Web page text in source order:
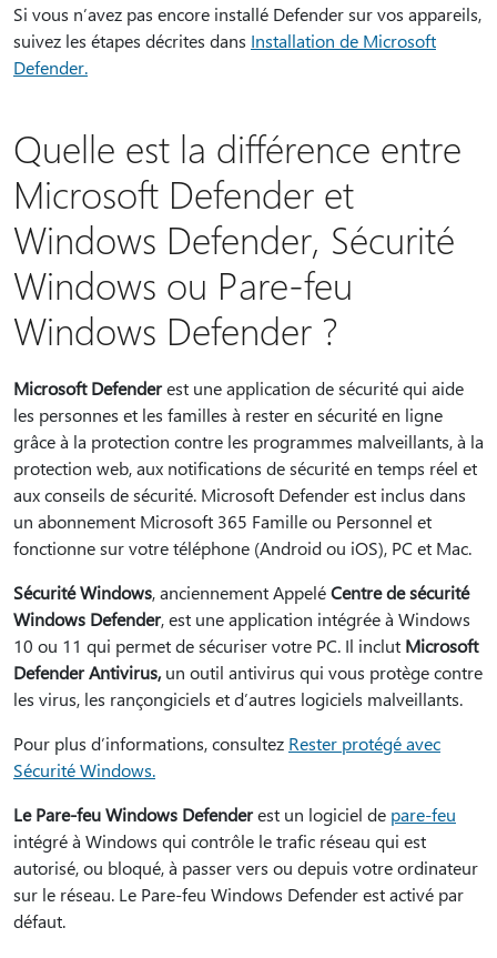
Si vous n’avez pas encore installé Defender sur vos appareils,
suivez les étapes décrites dans Installation de Microsoft
Defender.
Quelle est la différence entre
Microsoft Defender et
Windows Defender, Sécurité
Windows ou Pare-feu
Windows Defender ?
Microsoft Defenderest une application de sécurité qui aide
les personnes et les familles à rester en sécurité en ligne
grâce à la protection contre les programmes malveillants, à la
protection web, aux notifications de sécurité en temps réel et
aux conseils de sécurité. Microsoft Defender est inclus dans
un abonnement Microsoft 365 Famille ou Personnel et
fonctionne sur votre téléphone (Android ou iOS), PC et Mac.
Sécurité Windows, anciennement AppeléCentre de sécurité
Windows Defender, est une application intégrée à Windows
10 ou 11 qui permet de sécuriser votre PC. Il inclut Microsoft
Defender Antivirus, un outil antivirus qui vous protège contre
les virus, les rançongiciels et d’autres logiciels malveillants.
Pour plus d’informations, consultez Rester protégé avec
Sécurité Windows.
Le Pare-feu Windows Defenderest un logiciel de pare-feu
intégré à Windows qui contrôle le trafic réseau qui est
autorisé, ou bloqué, à passer vers ou depuis votre ordinateur
sur le réseau. Le Pare-feu Windows Defender est activé par
défaut.